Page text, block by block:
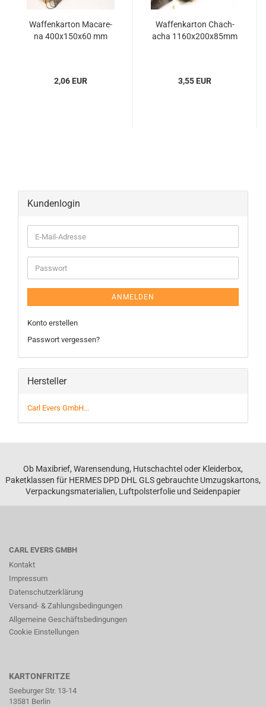
Waf­fen­kar­ton Ma­c­are­
na 400x150x60 mm
2,06 EUR
Waf­fen­kar­ton Chach­
acha 1160x200x85mm
3,55 EUR
Kundenlogin
ANMELDEN
Konto erstellen
Passwort vergessen?
Hersteller
Carl Evers GmbH...
Ob Maxibrief, Warensendung, Hutschachtel oder Kleiderbox,
Paketklassen für HERMES DPD DHL GLS gebrauchte Umzugskartons,
Verpackungsmaterialien, Luftpolsterfolie und Seidenpapier
CARL EVERS GMBH
Kontakt
Impressum
Datenschutzerklärung
Versand- & Zahlungsbedingungen
Allgemeine Geschäftsbedingungen
Cookie Einstellungen
KARTONFRITZE
Seeburger Str. 13-14
13581 Berlin